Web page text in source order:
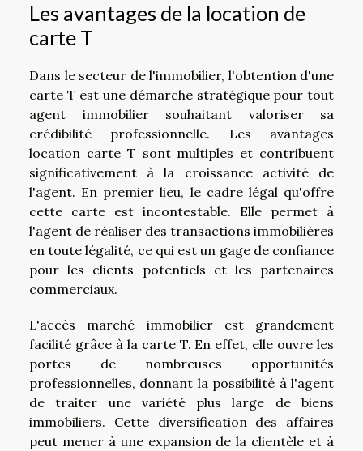
Les avantages de la location de
carte T
Dans le secteur de l'immobilier, l'obtention d'une
carte T est une démarche stratégique pour tout
agent immobilier souhaitant valoriser sa
crédibilité professionnelle. Les avantages
location carte T sont multiples et contribuent
significativement à la croissance activité de
l'agent. En premier lieu, le cadre légal qu'offre
cette carte est incontestable. Elle permet à
l'agent de réaliser des transactions immobilières
en toute légalité, ce qui est un gage de confiance
pour les clients potentiels et les partenaires
commerciaux.
L'accès marché immobilier est grandement
facilité grâce à la carte T. En effet, elle ouvre les
portes de nombreuses opportunités
professionnelles, donnant la possibilité à l'agent
de traiter une variété plus large de biens
immobiliers. Cette diversification des affaires
peut mener à une expansion de la clientèle et à